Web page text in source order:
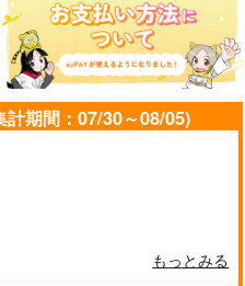
メ
ル
PurpleAsh
330円（税込）
壱百満天原サロメ
サンプル
計期間：07/30～08/05)
もっとみる